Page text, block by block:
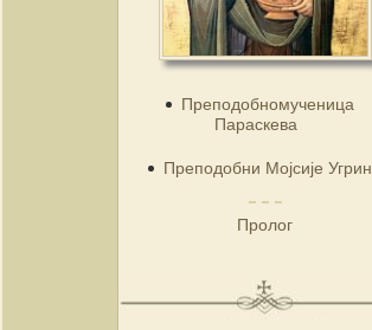
Преподобномученица
Параскева
Преподобни Мојсије Угрин
Пролог